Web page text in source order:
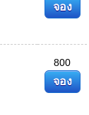
จอง
800
จอง